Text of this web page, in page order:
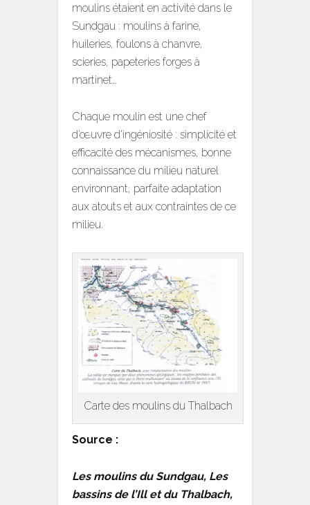
moulins étaient en activité dans le
Sundgau : moulins à farine,
huileries, foulons à chanvre,
scieries, papeteries forges à
martinet…
Chaque moulin est une chef
d’œuvre d’ingéniosité : simplicité et
efficacité des mécanismes, bonne
connaissance du milieu naturel
environnant, parfaite adaptation
aux atouts et aux contraintes de ce
milieu.
Carte des moulins du Thalbach
Source :
Les moulins du Sundgau, Les
bassins de l’Ill et du Thalbach,